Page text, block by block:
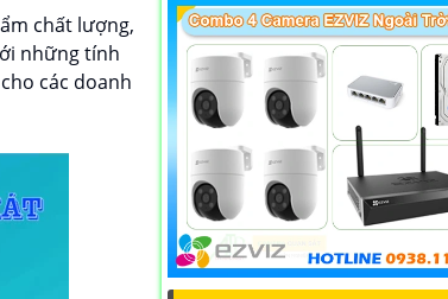
chất lượng,
những tính
các doanh